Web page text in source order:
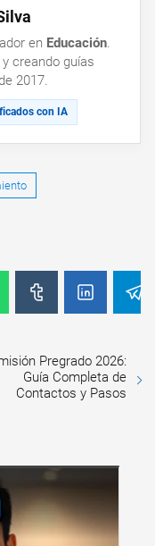
en Educación.
creando guías
2017.
con IA
Pregrado 2026:
Guía Completa de
Contactos y Pasos